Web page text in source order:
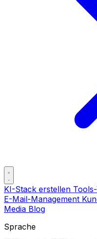
KI-Stack erstellen
E-Mail-Management
Media Blog
Sprache